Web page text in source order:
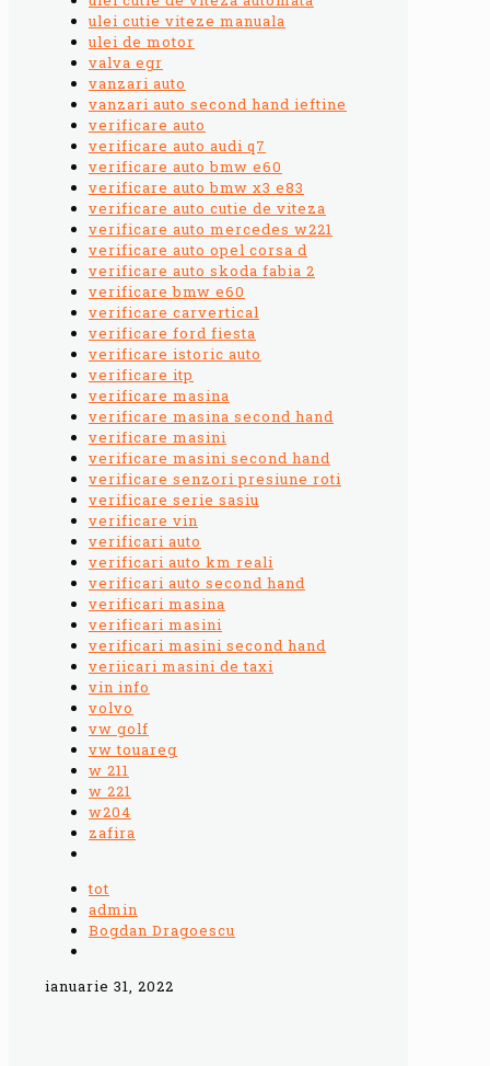
ulei cutie viteze manuala
ulei de motor
valva egr
vanzari auto
vanzari auto second hand ieftine
verificare auto
verificare auto audi q7
verificare auto bmw e60
verificare auto bmw x3 e83
verificare auto cutie de viteza
verificare auto mercedes w221
verificare auto opel corsa d
verificare auto skoda fabia 2
verificare bmw e60
verificare carvertical
verificare ford fiesta
verificare istoric auto
verificare itp
verificare masina
verificare masina second hand
verificare masini
verificare masini second hand
verificare senzori presiune roti
verificare serie sasiu
verificare vin
verificari auto
verificari auto km reali
verificari auto second hand
verificari masina
verificari masini
verificari masini second hand
veriicari masini de taxi
vin info
volvo
vw golf
vw touareg
w 211
w 221
w204
zafira
tot
admin
Bogdan Dragoescu
ianuarie 31, 2022